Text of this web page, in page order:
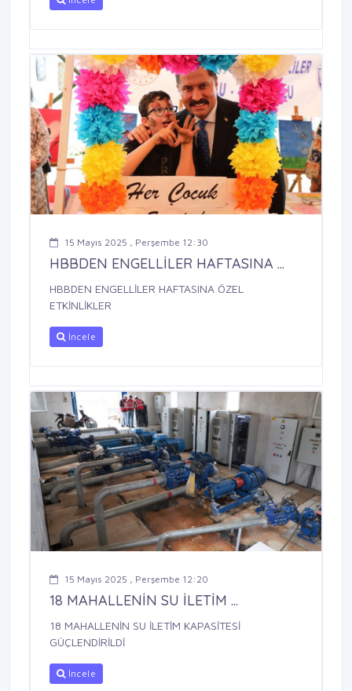
15 Mayıs 2025 , Perşembe 12:30
HBBDEN ENGELLİLER HAFTASINA ...
HBBDEN ENGELLİLER HAFTASINA ÖZEL
ETKİNLİKLER
İncele
15 Mayıs 2025 , Perşembe 12:20
18 MAHALLENİN SU İLETİM ...
18 MAHALLENİN SU İLETİM KAPASİTESİ
GÜÇLENDİRİLDİ
İncele